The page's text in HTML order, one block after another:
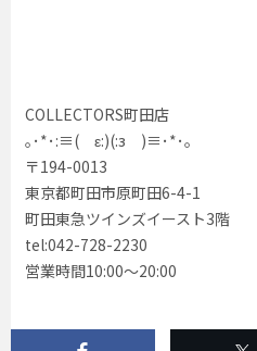
COLLECTORS町田店
｡･*･:≡( ε:)(:з )≡･*･｡
〒194-0013
東京都町田市原町田6-4-1
町田東急ツインズイースト3階
tel:042-728-2230
営業時間10:00〜20:00